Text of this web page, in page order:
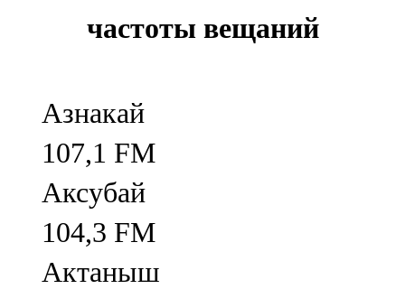
частоты вещаний
Азнакай
107,1 FM
Аксубай
104,3 FM
Актаныш